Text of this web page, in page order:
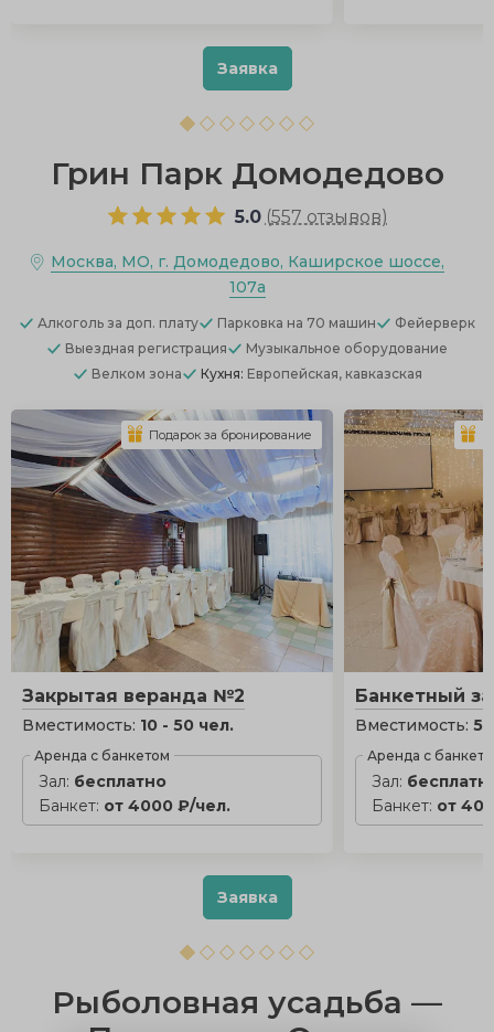
Заявка
Грин Парк Домодедово
5.0 (557 отзывов)
Москва, МО, г. Домодедово, Каширское шоссе,
107а
Алкоголь за доп. плату Парковка на 70 машин
Фейерверк
Выездная регистрация
Музыкальное оборудование
Велком зона
Кухня: Европейская, кавказская
Закрытая веранда №2
Вместимость: 10 - 50 чел.
Аренда с банкетом
Зал: бесплатно
Банкет: от 4000 ₽/чел.
Подарок за бронирование
Банкетный
Вместимость:
Аренда с
Зал:
Банкет: от
Заявка
Рыболовная усадьба —